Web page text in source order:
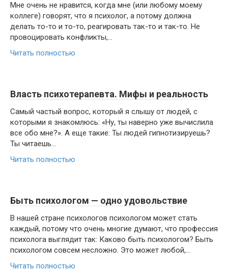
Мне очень не нравится, когда мне (или любому моему
коллеге) говорят, что я психолог, а потому должна
делать то-то и то-то, реагировать так-то и так-то. Не
провоцировать конфликты,...
Читать полностью
Власть психотерапевта. Мифы и реальность
Самый частый вопрос, который я слышу от людей, с
которыми я знакомлюсь: «Ну, ты наверно уже вычислила
все обо мне?». А еще такие: Ты людей гипнотизируешь?
Ты читаешь...
Читать полностью
Быть психологом — одно удовольствие
В нашей стране психологов психологом может стать
каждый, потому что очень многие думают, что профессия
психолога выглядит так: Каково быть психологом? Быть
психологом совсем несложно. Это может любой,...
Читать полностью